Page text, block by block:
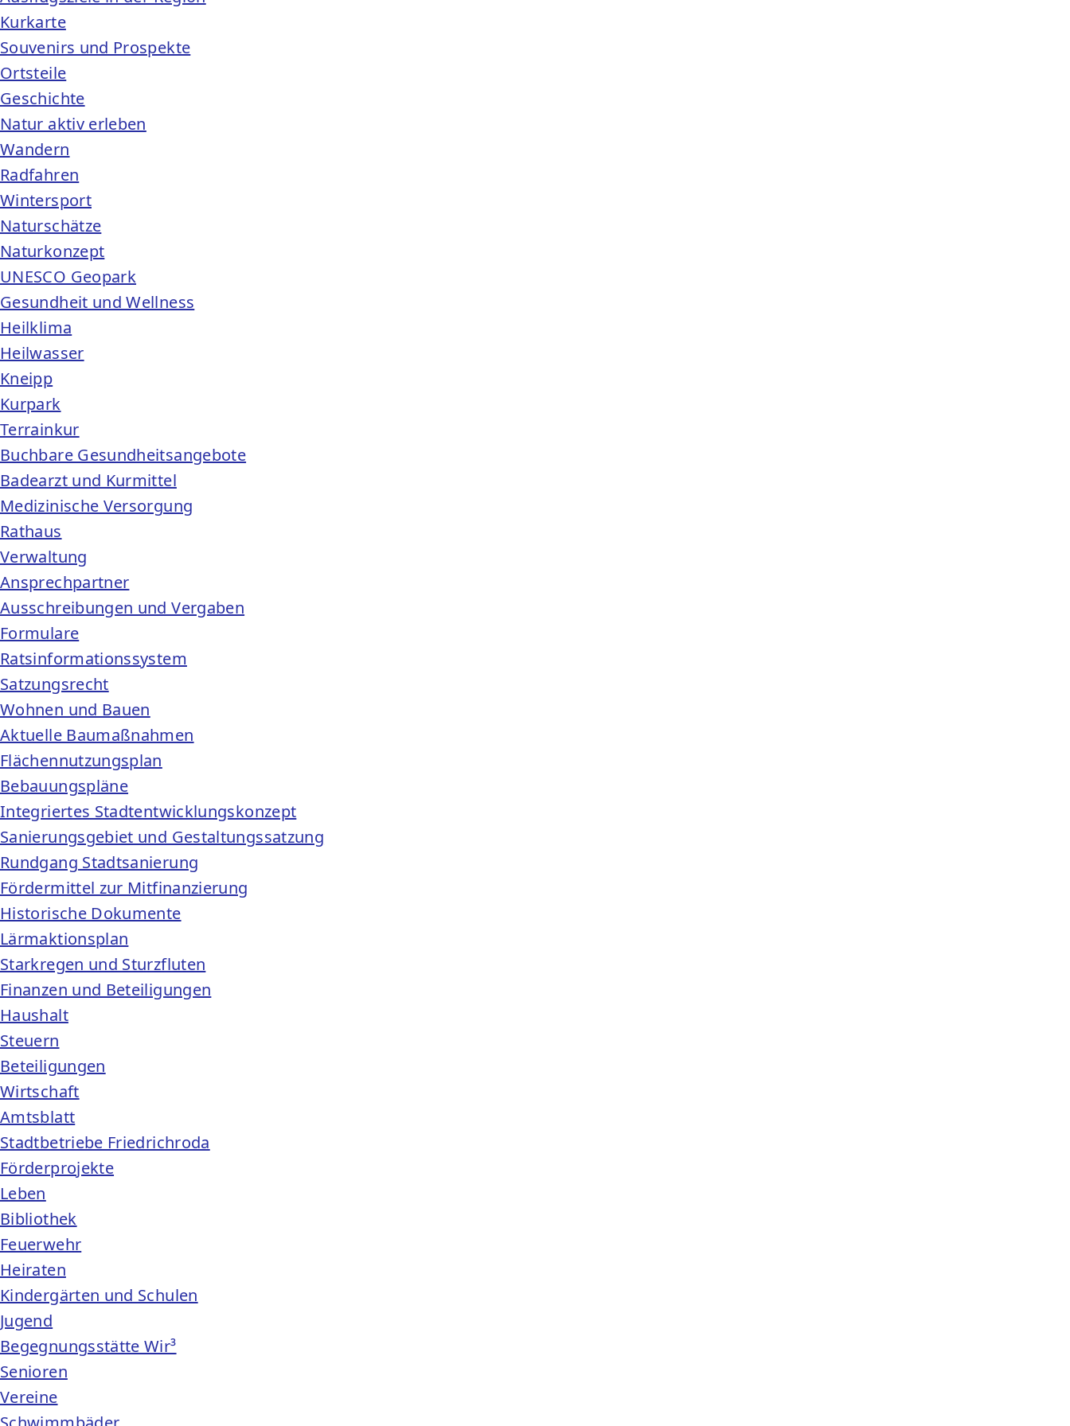
Kurkarte
Souvenirs und Prospekte
Ortsteile
Geschichte
Natur aktiv erleben
Wandern
Radfahren
Wintersport
Naturschätze
Naturkonzept
UNESCO Geopark
Gesundheit und Wellness
Heilklima
Heilwasser
Kneipp
Kurpark
Terrainkur
Buchbare Gesundheitsangebote
Badearzt und Kurmittel
Medizinische Versorgung
Rathaus
Verwaltung
Ansprechpartner
Ausschreibungen und Vergaben
Formulare
Ratsinformationssystem
Satzungsrecht
Wohnen und Bauen
Aktuelle Baumaßnahmen
Flächennutzungsplan
Bebauungspläne
Integriertes Stadtentwicklungskonzept
Sanierungsgebiet und Gestaltungssatzung
Rundgang Stadtsanierung
Fördermittel zur Mitfinanzierung
Historische Dokumente
Lärmaktionsplan
Starkregen und Sturzfluten
Finanzen und Beteiligungen
Haushalt
Steuern
Beteiligungen
Wirtschaft
Amtsblatt
Stadtbetriebe Friedrichroda
Förderprojekte
Leben
Bibliothek
Feuerwehr
Heiraten
Kindergärten und Schulen
Jugend
Begegnungsstätte Wir³
Senioren
Vereine